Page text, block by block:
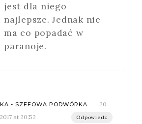
jest dla niego
najlepsze. Jednak nie
ma co popadać w
paranoje.
- SZEFOWA PODWÓRKA
20
at 20:52
Odpowiedz